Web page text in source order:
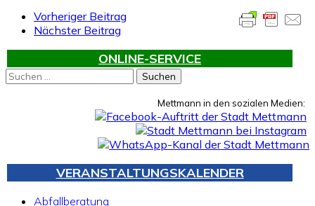
Vorheriger Beitrag
Nächster Beitrag
ONLINE-SERVICE
Suchen
nach:
Mettmann in den sozialen Medien:
VERANSTALTUNGSKALENDER
Abfallberatung